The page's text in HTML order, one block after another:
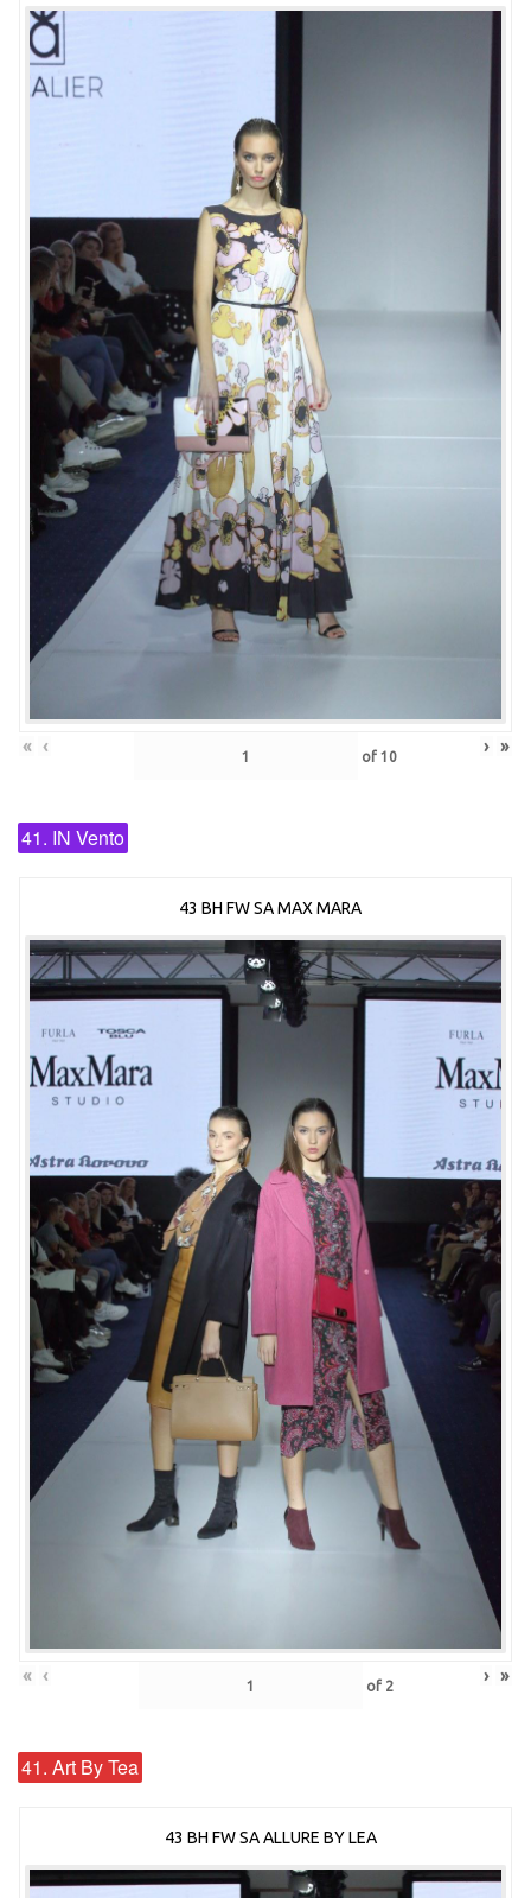
« ‹ of 10 › »
41. IN Vento
43 BH FW SA MAX MARA
« ‹ of 2 › »
41. Art By Tea
43 BH FW SA ALLURE BY LEA